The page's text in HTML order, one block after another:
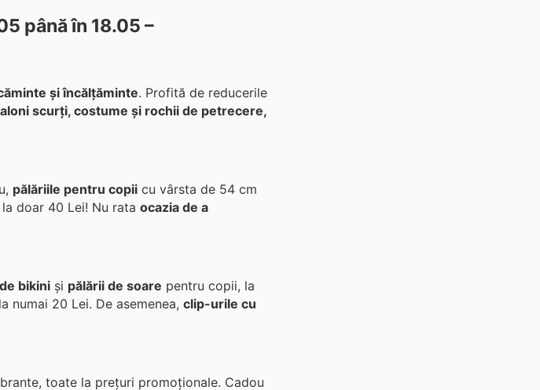
până în 18.05 –
și încălțăminte. Profită de reducerile
scurți, costume și rochii de petrecere,
pălăriile pentru copii cu vârsta de 54 cm
doar 40 Lei! Nu rata ocazia de a
bikini și pălării de soare pentru copii, la
numai 20 Lei. De asemenea, clip-urile cu
toate la prețuri promoționale. Cadou